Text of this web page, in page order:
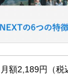
月額2,189円（税